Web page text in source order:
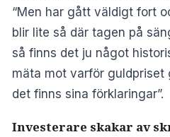
“Men har gått väldigt fort
blir lite så där tagen på
så finns det ju något
mäta mot varför guldpriset
det finns sina förklaringar”.
Investerare skakar av